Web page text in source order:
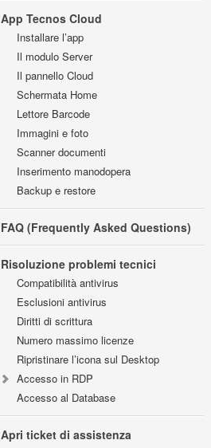
App Tecnos Cloud
Installare l’app
Il modulo Server
Il pannello Cloud
Schermata Home
Lettore Barcode
Immagini e foto
Scanner documenti
Inserimento manodopera
Backup e restore
FAQ (Frequently Asked Questions)
Risoluzione problemi tecnici
Compatibilità antivirus
Esclusioni antivirus
Diritti di scrittura
Numero massimo licenze
Ripristinare l’icona sul Desktop
Accesso in RDP
Accesso al Database
Apri ticket di assistenza